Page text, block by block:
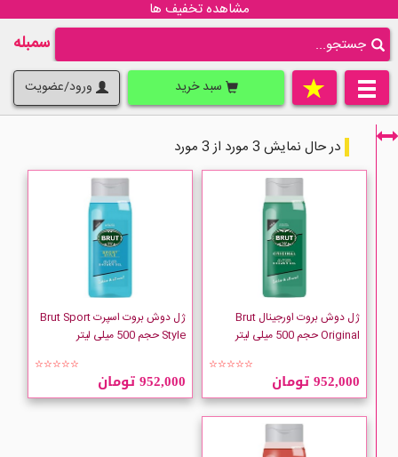
مشاهده تخفیف ها
سمبله
سبد خرید ورود/عضویت
فقط نمایش کالاهای موجود
BRUT
در حال نمایش 3 مورد از 3 مورد
ژل دوش بروت اورجینال Brut
Original حجم 500 میلی لیتر
☆☆☆☆☆
952,000 تومان
ژل دوش بروت اسپرت Brut Sport
Style حجم 500 میلی لیتر
☆☆☆☆☆
952,000 تومان